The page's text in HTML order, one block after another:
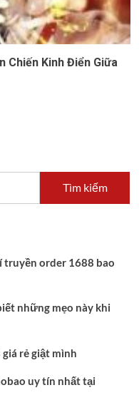
Chiến Kinh Điển Giữa
Tìm kiếm
truyền order 1688 bao
những mẹo này khi
rẻ giật mình
uy tín nhất tại